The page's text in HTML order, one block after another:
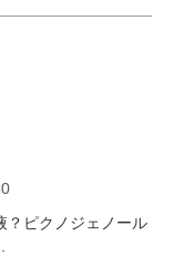
から記事
探す
敏感肌 た
ズへの伝
？ピクノジェノール